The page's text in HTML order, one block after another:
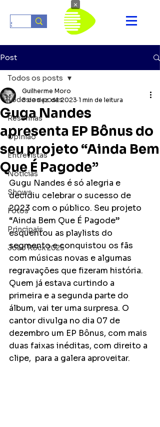
Post
Todos os posts
Resenhas
Opinião
Entrevistas
Notícias
Shows
Fotos
Principais
João Rock 2025
Todos os posts
Guga Nandes
apresenta EP Bônus do
seu projeto “Ainda Bem
Que É Pagode”
Guilherme Moro
8 de dez. de 2023 1 min de leitura
Gugu Nandes é só alegria e
decidiu celebrar o sucesso de
2023 com o público. Seu projeto
“Ainda Bem Que É Pagode”
esquentou as playlists do
segmento e conquistou os fãs
com músicas novas e algumas
regravações que fizeram história.
Quem já estava curtindo a
primeira e a segunda parte do
álbum, vai ter uma surpresa. O
cantor divulga no dia 07 de
dezembro um EP Bônus, com mais
duas faixas inéditas, com direito a
clipe,  para a galera aproveitar.
×